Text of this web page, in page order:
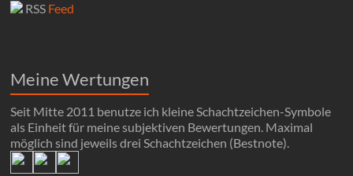
RSS Feed
Meine Wertungen
Seit Mitte 2011 benutze ich kleine Schachtzeichen-Symbole
als Einheit für meine subjektiven Bewertungen. Maximal
möglich sind jeweils drei Schachtzeichen (Bestnote).